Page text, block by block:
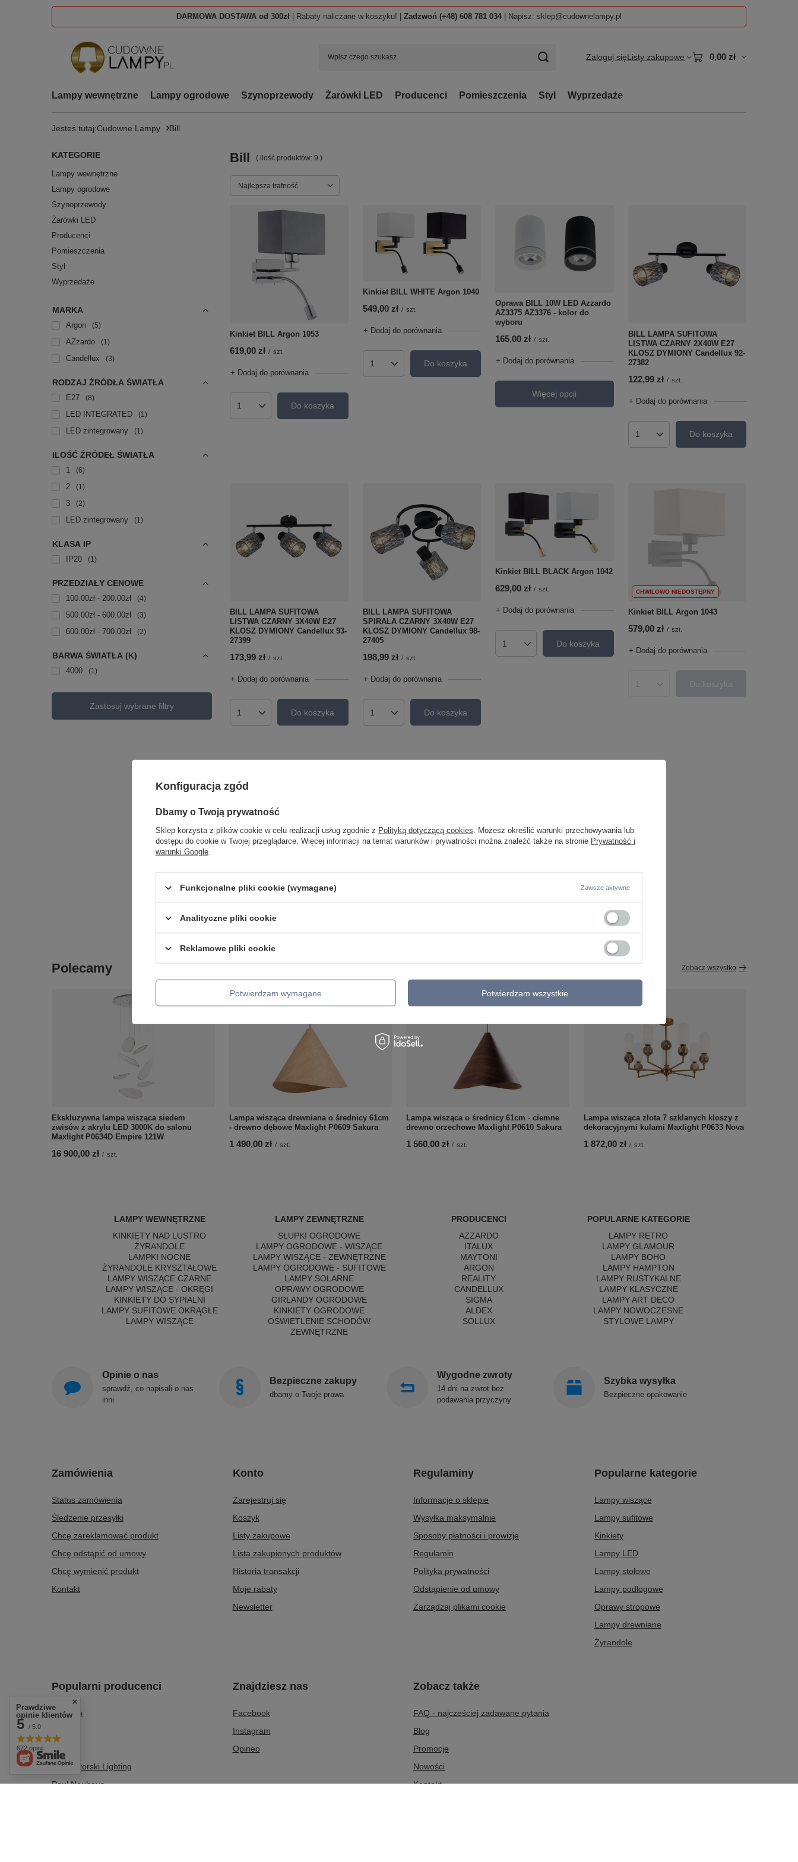
DARMOWA DOSTAWA od 300zł | Rabaty naliczane w koszyku! | Zadzwoń (+48) 608 781 034 | Napisz: sklep@cudownelampy.pl
Zaloguj sięListy zakupowe 0,00 zł
Lampy wewnętrzne Lampy ogrodowe Szynoprzewody Żarówki LED Producenci Pomieszczenia Styl Wyprzedaże
Jesteś tutaj:Cudowne Lampy Bill
KATEGORIE
Lampy wewnętrzne
Lampy ogrodowe
Szynoprzewody
Żarówki LED
Producenci
Pomieszczenia
Styl
Wyprzedaże
MARKA
Argon 5
AZzardo 1
Candellux 3
RODZAJ ŹRÓDŁA ŚWIATŁA
E27 8
LED INTEGRATED 1
LED zintegrowany 1
ILOŚĆ ŹRÓDEŁ ŚWIATŁA
1 6
2 1
3 2
LED zintegrowany 1
KLASA IP
IP20 1
PRZEDZIAŁY CENOWE
100.00zł - 200.00zł 4
500.00zł - 600.00zł 3
600.00zł - 700.00zł 2
BARWA ŚWIATŁA (K)
4000 1
Zastosuj wybrane filtry
Bill ( ilość produktów: 9 )
Zmień sortowanie
Najlepsza trafność
Kinkiet BILL Argon 1053
619,00 zł / szt.
+ Dodaj do porównania
Ilość produktówDo koszyka
Kinkiet BILL WHITE Argon 1040
549,00 zł / szt.
+ Dodaj do porównania
Ilość produktówDo koszyka
Oprawa BILL 10W LED Azzardo
AZ3375 AZ3376 - kolor do
wyboru
165,00 zł / szt.
+ Dodaj do porównania
Więcej opcji
BILL LAMPA SUFITOWA
LISTWA CZARNY 2X40W E27
KLOSZ DYMIONY Candellux 92-
27382
122,99 zł / szt.
+ Dodaj do porównania
Ilość produktówDo koszyka
BILL LAMPA SUFITOWA
LISTWA CZARNY 3X40W E27
KLOSZ DYMIONY Candellux 93-
27399
173,99 zł / szt.
+ Dodaj do porównania
Ilość produktówDo koszyka
BILL LAMPA SUFITOWA
SPIRALA CZARNY 3X40W E27
KLOSZ DYMIONY Candellux 98-
27405
198,99 zł / szt.
+ Dodaj do porównania
Ilość produktówDo koszyka
Kinkiet BILL BLACK Argon 1042
629,00 zł / szt.
+ Dodaj do porównania
Ilość produktówDo koszyka
CHWILOWO NIEDOSTĘPNY
Kinkiet BILL Argon 1043
579,00 zł / szt.
+ Dodaj do porównania
Ilość produktówDo koszyka
CHWILOWO NIEDOSTĘPNY
+ Dodaj do porównania
Polecamy Zobacz wszystko
Ekskluzywna lampa wisząca siedem
zwisów z akrylu LED 3000K do salonu
Maxlight P0634D Empire 121W
16 900,00 zł / szt.
Lampa wisząca drewniana o średnicy 61cm
- drewno dębowe Maxlight P0609 Sakura
1 490,00 zł / szt.
Lampa wisząca o średnicy 61cm - ciemne
drewno orzechowe Maxlight P0610 Sakura
1 560,00 zł / szt.
Lampa wisząca złota 7 szklanych kloszy z
dekoracyjnymi kulami Maxlight P0633 Nova
1 872,00 zł / szt.
LAMPY WEWNĘTRZNE
KINKIETY NAD LUSTRO
ŻYRANDOLE
LAMPKI NOCNE
ŻYRANDOLE KRYSZTAŁOWE
LAMPY WISZĄCE CZARNE
LAMPY WISZĄCE - OKRĘGI
KINKIETY DO SYPIALNI
LAMPY SUFITOWE OKRĄGŁE
LAMPY WISZĄCE
LAMPY ZEWNĘTRZNE
SŁUPKI OGRODOWE
LAMPY OGRODOWE - WISZĄCE
LAMPY WISZĄCE - ZEWNĘTRZNE
LAMPY OGRODOWE - SUFITOWE
LAMPY SOLARNE
OPRAWY OGRODOWE
GIRLANDY OGRODOWE
KINKIETY OGRODOWE
OŚWIETLENIE SCHODÓW
ZEWNĘTRZNE
PRODUCENCI
AZZARDO
ITALUX
MAYTONI
ARGON
REALITY
CANDELLUX
SIGMA
ALDEX
SOLLUX
POPULARNE KATEGORIE
LAMPY RETRO
LAMPY GLAMOUR
LAMPY BOHO
LAMPY HAMPTON
LAMPY RUSTYKALNE
LAMPY KLASYCZNE
LAMPY ART DECO
LAMPY NOWOCZESNE
STYLOWE LAMPY
Opinie o nas
sprawdź, co napisali o nas
inni
Bezpieczne zakupy
dbamy o Twoje prawa
Wygodne zwroty
14 dni na zwrot bez
podawania przyczyny
Szybka wysyłka
Bezpieczne opakowanie
Zamówienia
Status zamówienia
Śledzenie przesyłki
Chcę zareklamować produkt
Chcę odstąpić od umowy
Chcę wymienić produkt
Kontakt
Konto
Zarejestruj się
Koszyk
Listy zakupowe
Lista zakupionych produktów
Historia transakcji
Moje rabaty
Newsletter
Regulaminy
Informacje o sklepie
Wysyłka maksymalnie
Sposoby płatności i prowizje
Regulamin
Polityka prywatności
Odstąpienie od umowy
Zarządzaj plikami cookie
Popularne kategorie
Lampy wiszące
Lampy sufitowe
Kinkiety
Lampy LED
Lampy stołowe
Lampy podłogowe
Oprawy stropowe
Lampy drewniane
Żyrandole
Popularni producenci
Azzardo
Milagro
Nowodvorski Lighting
Paul Neuhaus
Znajdziesz nas
Facebook
Instagram
Opineo
Zobacz także
FAQ - najcześciej zadawane pytania
Blog
Promocje
Nowości
Kontakt
Prawdziwe
opinie klientów
5 / 5.0
672 opinii
Konfiguracja zgód
Dbamy o Twoją prywatność
Sklep korzysta z plików cookie w celu realizacji usług zgodnie z Polityką dotyczącą cookies . Możesz określić warunki przechowywania lub
dostępu do cookie w Twojej przeglądarce. Więcej informacji na temat warunków i prywatności można znaleźć także na stronie Prywatność i
warunki Google
Funkcjonalne pliki cookie (wymagane) Zawsze aktywne
Analityczne pliki cookie
Reklamowe pliki cookie
Potwierdzam wymagane Potwierdzam wszystkie